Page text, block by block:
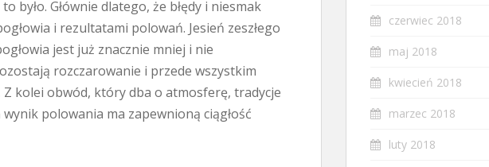
było. Głównie dlatego, że błędy i niesmak
i rezultatami polowań. Jesień zeszłego
jest już znacznie mniej i nie
rozczarowanie i przede wszystkim
kolei obwód, który dba o atmosferę, tradycje
polowania ma zapewnioną ciągłość
czerwiec 2018
maj 2018
kwiecień 2018
marzec 2018
luty 2018